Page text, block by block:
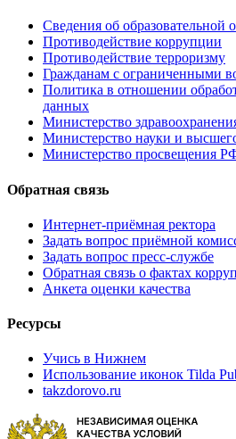
Сведения об образовательной
Противодействие коррупции
Противодействие терроризму
Гражданам с ограниченными
Политика в отношении
данных
Министерство
Министерство науки и
Министерство просвещения
Обратная связь
Интернет-приёмная ректора
Задать вопрос приёмной
Задать вопрос пресс-службе
Обратная связь о фактах
Анкета оценки качества
Ресурсы
Учись в Нижнем
Использование иконок Tilda
takzdorovo.ru